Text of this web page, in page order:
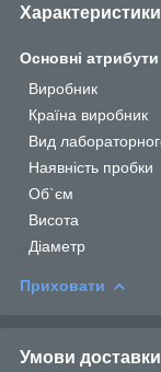
Характеристики
Основні атрибути
Виробник
Країна виробник
Вид
Наявність пробки
Об`єм
Висота
Діаметр
Приховати
Умови доставки